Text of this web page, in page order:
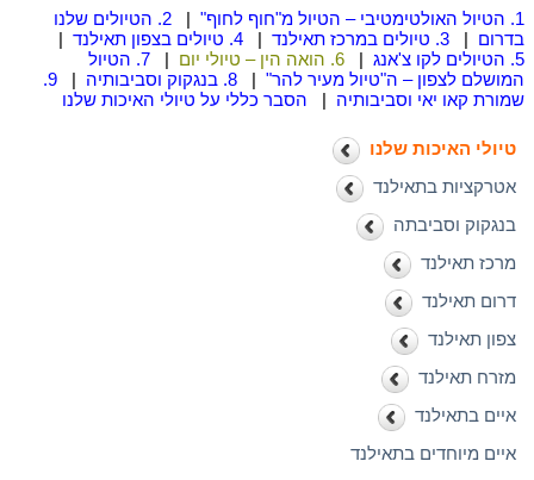
1. הטיול האולטימטיבי – הטיול מ"חוף לחוף" |
2. הטיולים שלנו
בדרום | 3. טיולים במרכז תאילנד | 4. טיולים בצפון תאילנד
|
5. הטיולים לקו צ'אנג
| 6. הואה הין – טיולי יום |
7. הטיול
המושלם לצפון – ה"טיול מעיר להר" | 8. בנגקוק וסביבותיה |
9.
שמורת קאו יאי וסביבותיה | הסבר כללי על טיולי האיכות שלנו
טיולי האיכות שלנו
אטרקציות בתאילנד
בנגקוק וסביבתה
מרכז תאילנד
דרום תאילנד
צפון תאילנד
מזרח תאילנד
איים בתאילנד
איים מיוחדים בתאילנד